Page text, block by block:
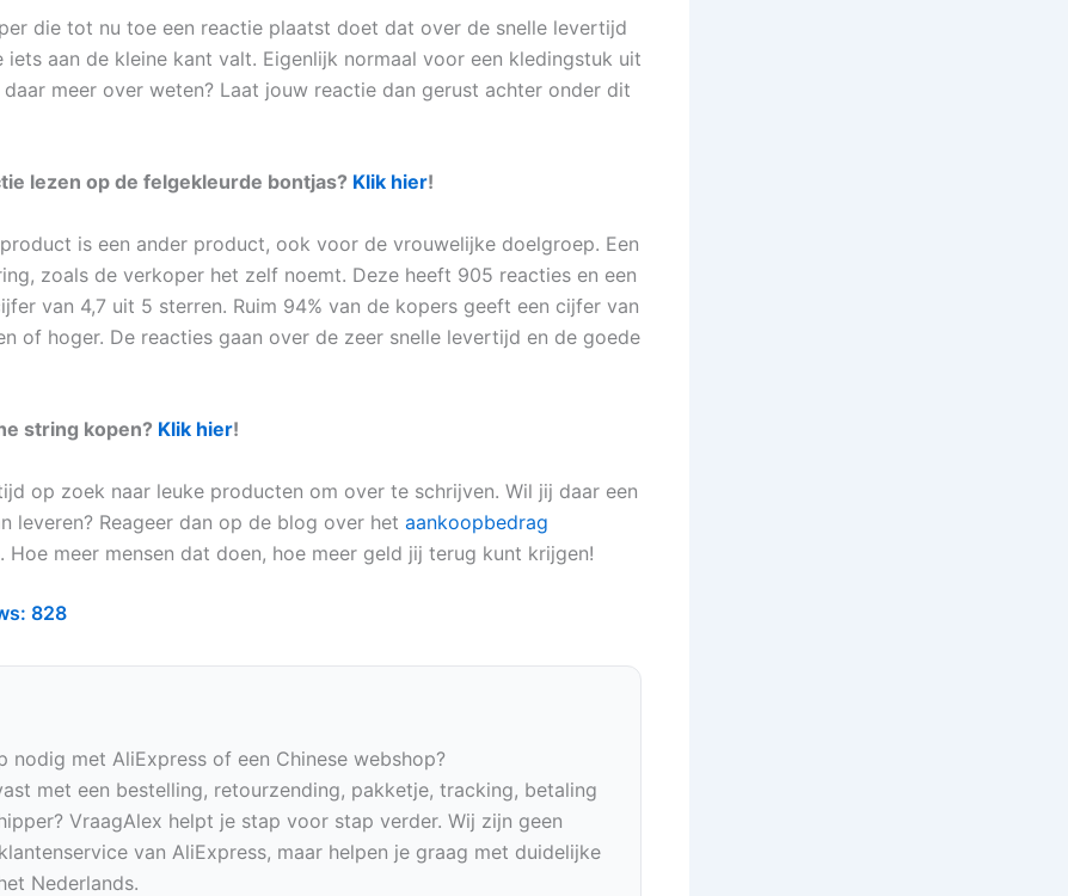
die tot nu toe een reactie plaatst doet dat over de snelle levertijd
iets aan de kleine kant valt. Eigenlijk normaal voor een kledingstuk uit
daar meer over weten? Laat jouw reactie dan gerust achter onder dit
lezen op de felgekleurde bontjas? Klik hier!
is een ander product, ook voor de vrouwelijke doelgroep. Een
zoals de verkoper het zelf noemt. Deze heeft 905 reacties en een
van 4,7 uit 5 sterren. Ruim 94% van de kopers geeft een cijfer van
of hoger. De reacties gaan over de zeer snelle levertijd en de goede
string kopen? Klik hier!
op zoek naar leuke producten om over te schrijven. Wil jij daar een
leveren? Reageer dan op de blog over het aankoopbedrag
. Hoe meer mensen dat doen, hoe meer geld jij terug kunt krijgen!
828
nodig met AliExpress of een Chinese webshop?
met een bestelling, retourzending, pakketje, tracking, betaling
VraagAlex helpt je stap voor stap verder. Wij zijn geen
van AliExpress, maar helpen je graag met duidelijke
Nederlands.